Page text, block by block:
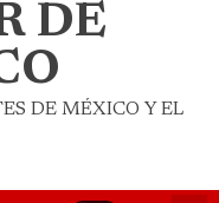
DE
DE MÉXICO Y EL